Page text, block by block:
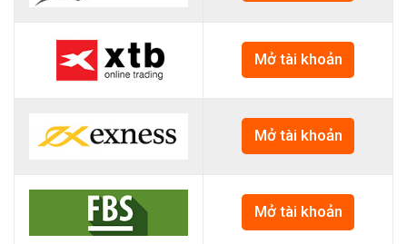
Mở tài khoản
Mở tài khoản
Mở tài khoản